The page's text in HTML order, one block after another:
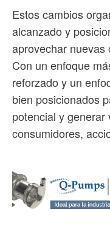
Estos cambios
alcanzado y
aprovechar
Con un enfoque
reforzado y un
bien posicionados
potencial y
consumidores,